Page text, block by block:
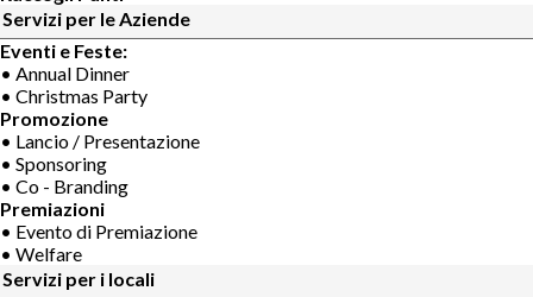
Servizi per le Aziende
Eventi e Feste:
• Annual Dinner
• Christmas Party
Promozione
• Lancio / Presentazione
• Sponsoring
• Co - Branding
Premiazioni
• Evento di Premiazione
• Welfare
Servizi per i locali